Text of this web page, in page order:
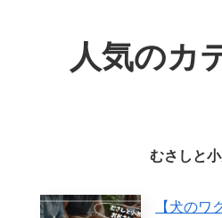
人気のカ
むさしと
【犬のワ